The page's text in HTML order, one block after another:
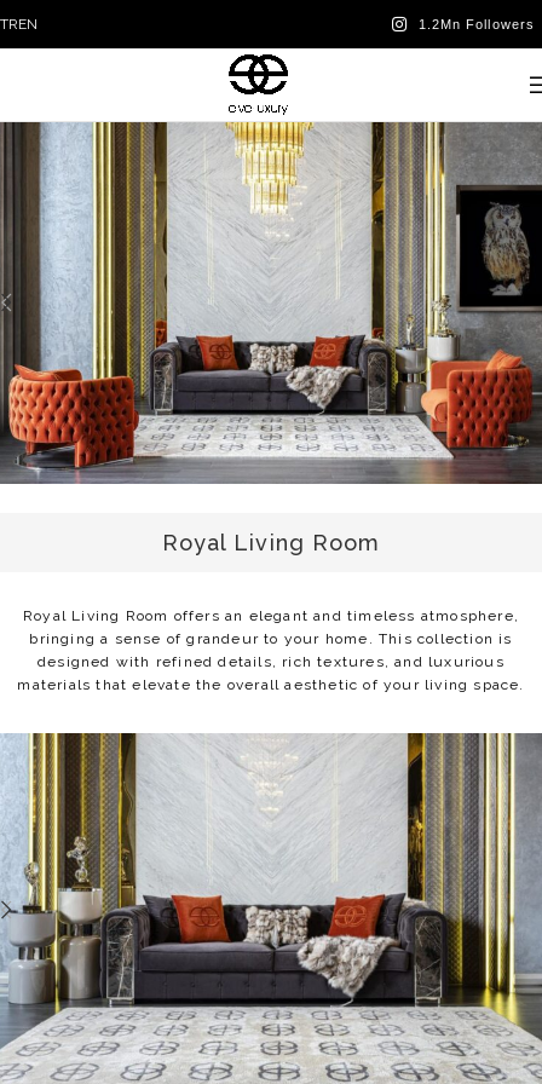
TREN
Royal Living Room
Royal Living Room offers an elegant and timeless atmosphere,
bringing a sense of grandeur to your home. This collection is
designed with refined details, rich textures, and luxurious
materials that elevate the overall aesthetic of your living space.